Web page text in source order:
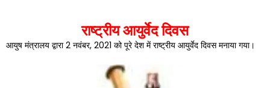
राष्ट्रीय आयुर्वेद दिवस
आयुष मंत्रालय द्वारा 2 नवंबर, 2021 को पूरे देश में राष्ट्रीय आयुर्वेद दिवस मनाया गया।